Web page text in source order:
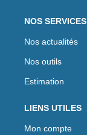
NOS SERVICES
Nos actualités
Nos outils
Estimation
LIENS UTILES
Mon compte